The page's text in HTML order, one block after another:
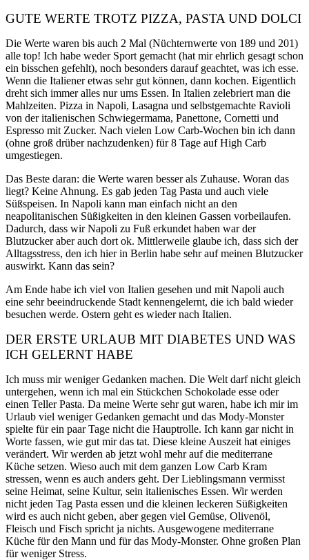
GUTE WERTE TROTZ PIZZA, PASTA UND DOLCI
Die Werte waren bis auch 2 Mal (Nüchternwerte von 189 und 201)
alle top! Ich habe weder Sport gemacht (hat mir ehrlich gesagt schon
ein bisschen gefehlt), noch besonders darauf geachtet, was ich esse.
Wenn die Italiener etwas sehr gut können, dann kochen. Eigentlich
dreht sich immer alles nur ums Essen. In Italien zelebriert man die
Mahlzeiten. Pizza in Napoli, Lasagna und selbstgemachte Ravioli
von der italienischen Schwiegermama, Panettone, Cornetti und
Espresso mit Zucker. Nach vielen Low Carb-Wochen bin ich dann
(ohne groß drüber nachzudenken) für 8 Tage auf High Carb
umgestiegen.
Das Beste daran: die Werte waren besser als Zuhause. Woran das
liegt? Keine Ahnung. Es gab jeden Tag Pasta und auch viele
Süßspeisen. In Napoli kann man einfach nicht an den
neapolitanischen Süßigkeiten in den kleinen Gassen vorbeilaufen.
Dadurch, dass wir Napoli zu Fuß erkundet haben war der
Blutzucker aber auch dort ok. Mittlerweile glaube ich, dass sich der
Alltagsstress, den ich hier in Berlin habe sehr auf meinen Blutzucker
auswirkt. Kann das sein?
Am Ende habe ich viel von Italien gesehen und mit Napoli auch
eine sehr beeindruckende Stadt kennengelernt, die ich bald wieder
besuchen werde. Ostern geht es wieder nach Italien.
DER ERSTE URLAUB MIT DIABETES UND WAS
ICH GELERNT HABE
Ich muss mir weniger Gedanken machen. Die Welt darf nicht gleich
untergehen, wenn ich mal ein Stückchen Schokolade esse oder
einen Teller Pasta. Da meine Werte sehr gut waren, habe ich mir im
Urlaub viel weniger Gedanken gemacht und das Mody-Monster
spielte für ein paar Tage nicht die Hauptrolle. Ich kann gar nicht in
Worte fassen, wie gut mir das tat. Diese kleine Auszeit hat einiges
verändert. Wir werden ab jetzt wohl mehr auf die mediterrane
Küche setzen. Wieso auch mit dem ganzen Low Carb Kram
stressen, wenn es auch anders geht. Der Lieblingsmann vermisst
seine Heimat, seine Kultur, sein italienisches Essen. Wir werden
nicht jeden Tag Pasta essen und die kleinen leckeren Süßigkeiten
wird es auch nicht geben, aber gegen viel Gemüse, Olivenöl,
Fleisch und Fisch spricht ja nichts. Ausgewogene mediterrane
Küche für den Mann und für das Mody-Monster. Ohne großen Plan
für weniger Stress.